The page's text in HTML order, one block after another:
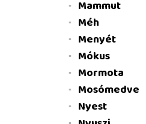
Mammut
Méh
Menyét
Mókus
Mormota
Mosómedve
Nyest